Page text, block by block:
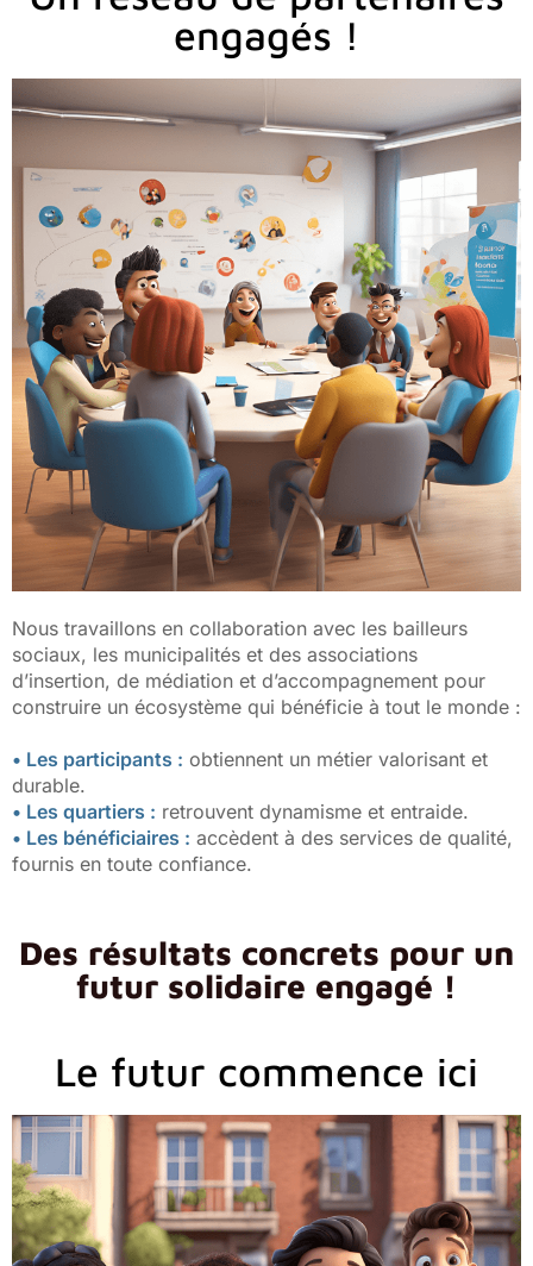
engagés !
Nous travaillons en collaboration avec les bailleurs
sociaux, les municipalités et des associations
d’insertion, de médiation et d’accompagnement pour
construire un écosystème qui bénéficie à tout le monde :
• Les participants : obtiennent un métier valorisant et
durable.
• Les quartiers : retrouvent dynamisme et entraide.
• Les bénéficiaires : accèdent à des services de qualité,
fournis en toute confiance.
Des résultats concrets pour un
futur solidaire engagé !
Le futur commence ici